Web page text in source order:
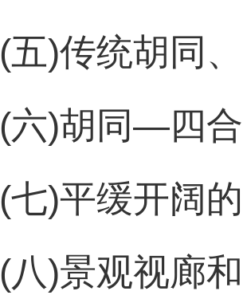
(五)传统胡同
(六)胡同—四
(七)平缓开阔
(八)景观视廊